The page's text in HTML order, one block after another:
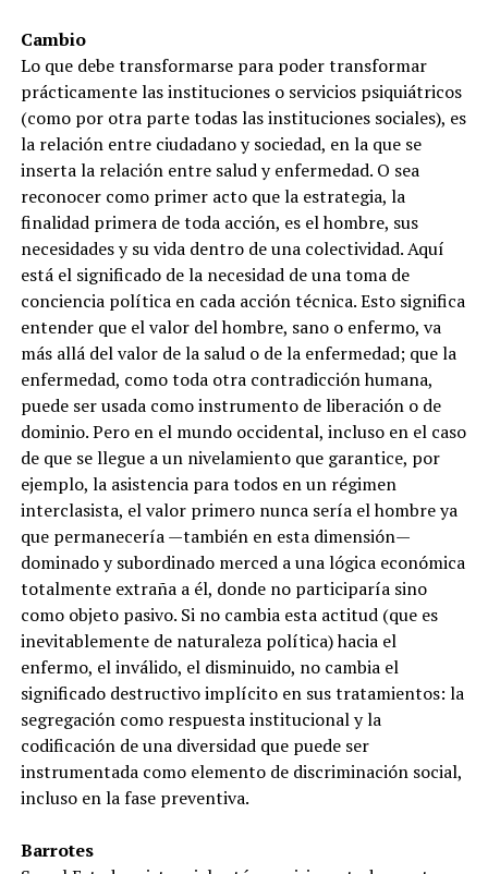
Cambio
Lo que debe transformarse para poder transformar
prácticamente las instituciones o servicios psiquiátricos
(como por otra parte todas las instituciones sociales), es
la relación entre ciudadano y sociedad, en la que se
inserta la relación entre salud y enfermedad. O sea
reconocer como primer acto que la estrategia, la
finalidad primera de toda acción, es el hombre, sus
necesidades y su vida dentro de una colectividad. Aquí
está el significado de la necesidad de una toma de
conciencia política en cada acción técnica. Esto significa
entender que el valor del hombre, sano o enfermo, va
más allá del valor de la salud o de la enfermedad; que la
enfermedad, como toda otra contradicción humana,
puede ser usada como instrumento de liberación o de
dominio. Pero en el mundo occidental, incluso en el caso
de que se llegue a un nivelamiento que garantice, por
ejemplo, la asistencia para todos en un régimen
interclasista, el valor primero nunca sería el hombre ya
que permanecería —también en esta dimensión—
dominado y subordinado merced a una lógica económica
totalmente extraña a él, donde no participaría sino
como objeto pasivo. Si no cambia esta actitud (que es
inevitablemente de naturaleza política) hacia el
enfermo, el inválido, el disminuido, no cambia el
significado destructivo implícito en sus tratamientos: la
segregación como respuesta institucional y la
codificación de una diversidad que puede ser
instrumentada como elemento de discriminación social,
incluso en la fase preventiva.
Barrotes